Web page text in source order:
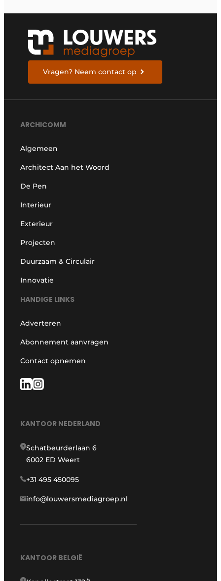
Vragen? Neem contact op
ARCHICOMM
Algemeen
Architect Aan het Woord
De Pen
Interieur
Exterieur
Projecten
Duurzaam & Circulair
Innovatie
HANDIGE LINKS
Adverteren
Abonnement aanvragen
Contact opnemen
KANTOOR NEDERLAND
Schatbeurderlaan 6
6002 ED Weert
+31 495 450095
info@louwersmediagroep.nl
KANTOOR BELGIË